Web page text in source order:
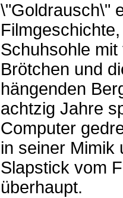
\"Goldrausch\"
Schuhsohle
Brötchen und
hängenden
achtzig Jahre
Computer
in seiner Mimik
Slapstick vom
überhaupt.